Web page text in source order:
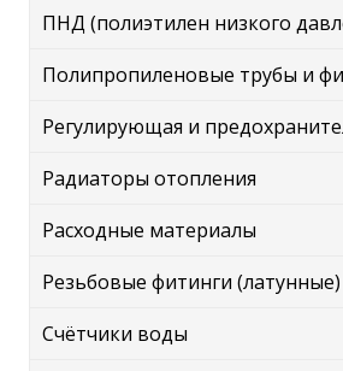
ПНД (полиэтилен низкого
Полипропиленовые трубы и
Регулирующая и
Радиаторы отопления
Расходные материалы
Резьбовые фитинги (латунные)
Счётчики воды